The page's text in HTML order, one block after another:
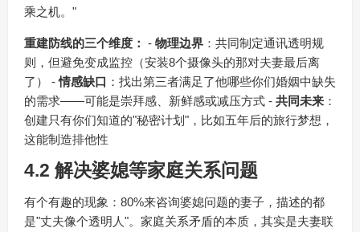
乘之机。"
重建防线的三个维度： - 物理边界：共同制定通讯透明规
则，但避免变成监控（安装8个摄像头的那对夫妻最后离
了） -情感缺口 ：找出第三者满足了他哪些你们婚姻中缺失
的需求——可能是崇拜感、新鲜感或减压方式 - 共同未来：
创建只有你们知道的"秘密计划"，比如五年后的旅行梦想，
这能制造排他性
4.2 解决婆媳等家庭关系问题
有个有趣的现象：80%来咨询婆媳问题的妻子，描述的都
是"丈夫像个透明人"。家庭关系矛盾的本质，其实是夫妻联